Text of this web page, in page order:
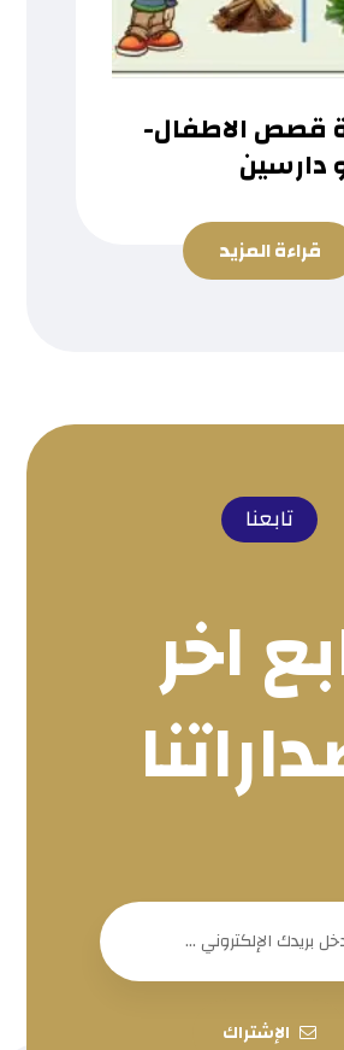
قصص الاطفال-
دارسين
قراءة المزيد
تابعنا
اخر
الإشتراك